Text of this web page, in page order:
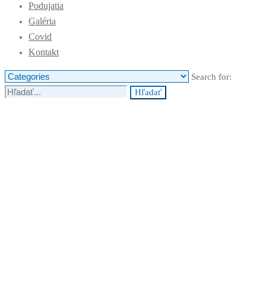
Podujatia
Galéria
Covid
Kontakt
Search for:
Hľadať